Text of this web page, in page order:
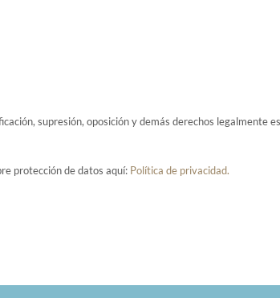
supresión, oposición y demás derechos legalmente
protección de datos aquí: Política de privacidad.